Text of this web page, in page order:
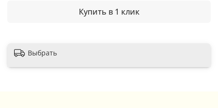
Купить в 1 клик
Выбрать